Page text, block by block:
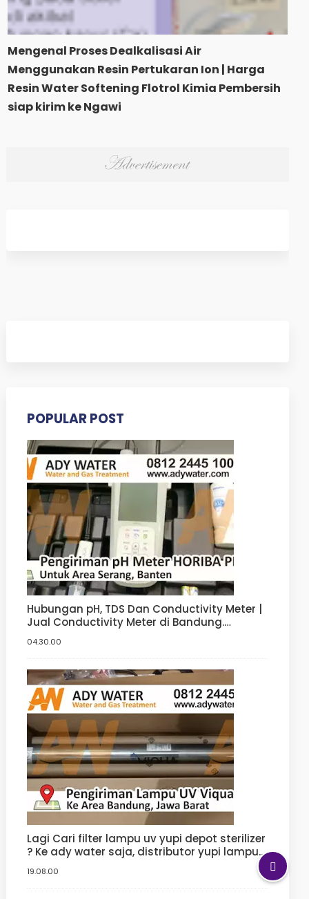
Mengenal Proses Dealkalisasi Air
Menggunakan Resin Pertukaran Ion | Harga
Resin Water Softening Flotrol Kimia Pembersih
siap kirim ke Ngawi
POPULAR POST
Hubungan pH, TDS Dan Conductivity Meter |
Jual Conductivity Meter di Bandung.
04.30.00
Lagi Cari filter lampu uv yupi depot sterilizer
? Ke ady water saja, distributor yupi lampu
uv sterilizer terbaik
19.08.00